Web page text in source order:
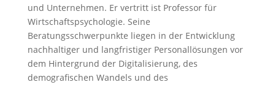
und Unternehmen. Er vertritt ist Professor für
Wirtschaftspsychologie. Seine
Beratungsschwerpunkte liegen in der Entwicklung
nachhaltiger und langfristiger Personallösungen vor
dem Hintergrund der Digitalisierung, des
demografischen Wandels und des